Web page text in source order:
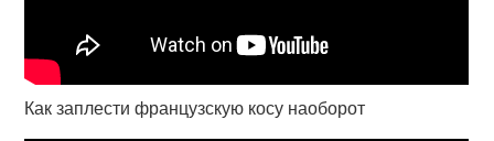
Как заплести французскую косу наоборот